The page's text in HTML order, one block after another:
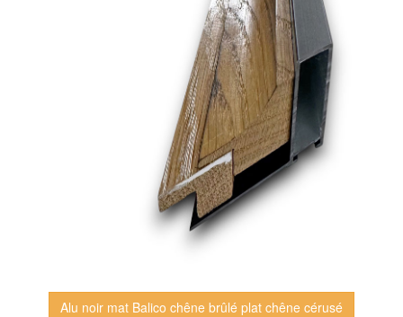
Alu noir mat Balico chêne brûlé plat chêne cérusé